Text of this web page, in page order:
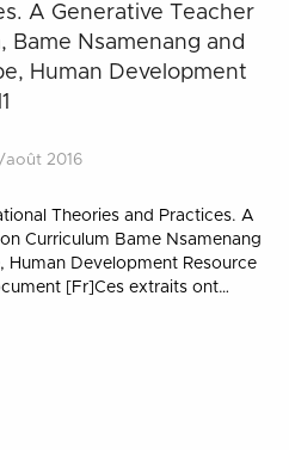
A Generative Teacher
Bame Nsamenang and
Human Development
2016
Theories and Practices. A
Curriculum Bame Nsamenang
Human Development Resource
[Fr]Ces extraits ont…